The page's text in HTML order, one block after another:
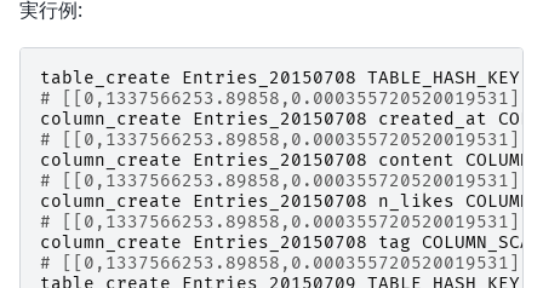
実行例:
table_create Entries_20150708 TABLE_HASH_KEY
#
column_create
Entries_20150708 created_at
#
column_create
Entries_20150708 content
#
column_create
Entries_20150708 n_likes
#
column_create
Entries_20150708 tag
#